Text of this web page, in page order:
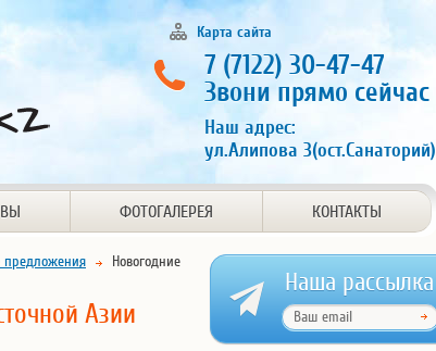
Карта сайта
7 (7122) 30-47-47
Звони прямо сейчас
Наш адрес:
ул.Алипова 3(ост.Санаторий)
ФОТОГАЛЕРЕЯ КОНТАКТЫ
предложения
Новогодние
Азии
Наша рассылка